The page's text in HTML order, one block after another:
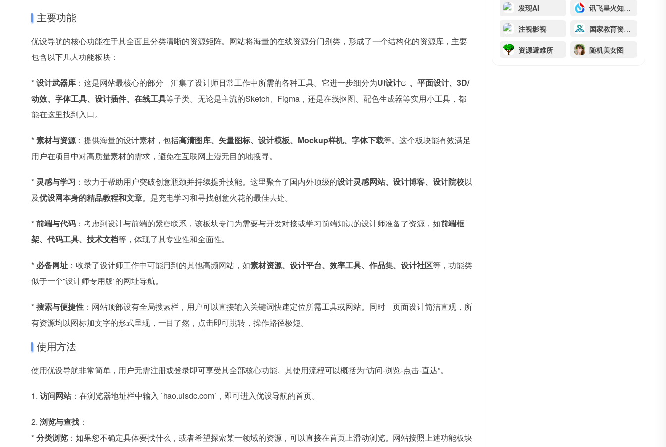
主要功能
优设导航的核心功能在于其全面且分类清晰的资源矩阵。网站将海量的在线资源分门别类，形成了一个结构化的资源库，主要
包含以下几大功能板块：
*设计武器库 ：这是网站最核心的部分，汇集了设计师日常工作中所需的各种工具。它进一步细分为UI设计
、平面设计、3D/
动效、字体工具、设计插件、在线工具等子类。无论是主流的Sketch、Figma，还是在线抠图、配色生成器等实用小工具，都
能在这里找到入口。
*素材与资源：提供海量的设计素材，包括高清图库、矢量图标、设计模板、Mockup样机、字体下载等。这个板块能有效满足
用户在项目中对高质量素材的需求，避免在互联网上漫无目的地搜寻。
* 灵感与学习 ：致力于帮助用户突破创意瓶颈并持续提升技能。这里聚合了国内外顶级的设计灵感网站、设计博客、设计院校以
及优设网本身的精品教程和文章。是充电学习和寻找创意火花的最佳去处。
*前端与代码 ：考虑到设计与前端的紧密联系，该板块专门为需要与开发对接或学习前端知识的设计师准备了资源，如前端框
架、代码工具、技术文档等，体现了其专业性和全面性。
* 必备网址 ：收录了设计师工作中可能用到的其他高频网站，如素材资源、设计平台、效率工具、作品集、设计社区等，功能类
似于一个“设计师专用版”的网址导航。
*搜索与便捷性 ：网站顶部设有全局搜索栏，用户可以直接输入关键词快速定位所需工具或网站。同时，页面设计简洁直观，所
有资源均以图标加文字的形式呈现，一目了然，点击即可跳转，操作路径极短。
使用方法
使用优设导航非常简单，用户无需注册或登录即可享受其全部核心功能。其使用流程可以概括为“访问-浏览-点击-直达”。
1. 访问网站：在浏览器地址栏中输入 `hao.uisdc.com`，即可进入优设导航的首页。
2. 浏览与查找 ：
*分类浏览 ：如果您不确定具体要找什么，或者希望探索某一领域的资源，可以直接在首页上滑动浏览。网站按照上述功能板块
发现AI 讯飞星火知识库文档问答
注视影视 国家教育资源公共服务平台
资源避难所 随机美女图